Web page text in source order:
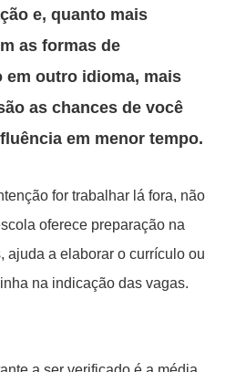
e, quanto mais
as formas de
em outro idioma, mais
as chances de você
em menor tempo.
for trabalhar lá fora, não
oferece preparação na
ajuda a elaborar o currículo ou
na indicação das vagas.